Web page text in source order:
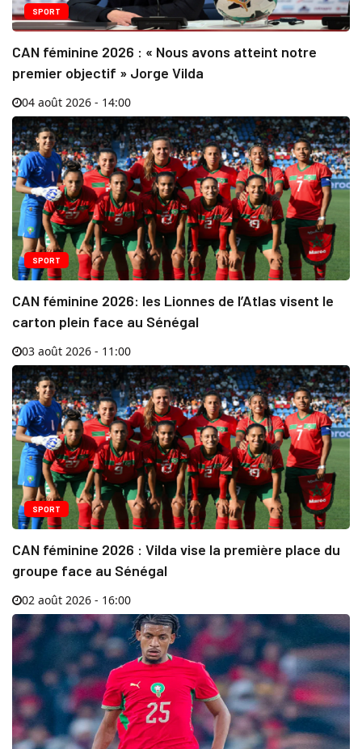
SPORT
CAN féminine 2026 : « Nous avons atteint notre
premier objectif » Jorge Vilda
04 août 2026 - 14:00
SPORT
CAN féminine 2026: les Lionnes de l’Atlas visent le
carton plein face au Sénégal
03 août 2026 - 11:00
SPORT
CAN féminine 2026 : Vilda vise la première place du
groupe face au Sénégal
02 août 2026 - 16:00